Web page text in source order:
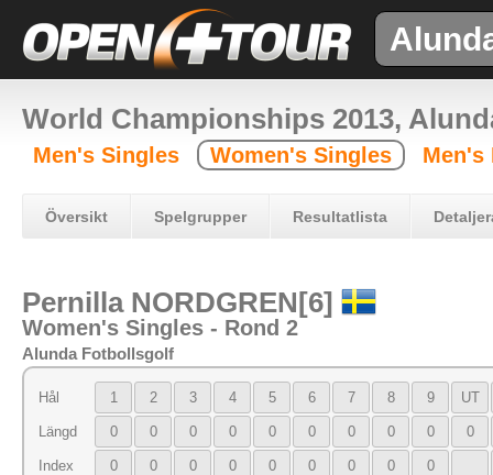
World Championships 2013,
Men's Singles Women's Singles Men's
Översikt Spelgrupper Resultatlista
Pernilla NORDGREN[6]
Women's Singles - Rond 2
Alunda Fotbollsgolf
Hål 1 2 3 4 5 6 7 8 9 UT
Längd 0 0 0 0 0 0 0 0 0 0
Index 0 0 0 0 0 0 0 0 0